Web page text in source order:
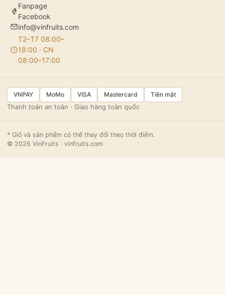
Fanpage
Facebook
info@vinfruits.com
T2–T7 08:00–
18:00 · CN
08:00–17:00
VNPAY MoMo VISA Mastercard Tiền mặt
Thanh toán an toàn · Giao hàng toàn quốc
* Giỏ và sản phẩm có thể thay đổi theo thời điểm.
© 2026 VinFruits · vinfruits.com